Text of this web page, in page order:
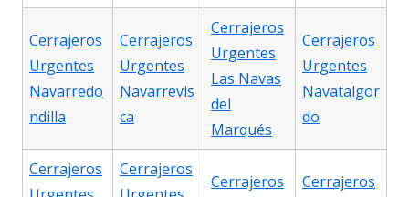
Cerrajeros
Urgentes
Navarredo
ndilla
Cerrajeros
Urgentes
Navarrevis
ca
Cerrajeros
Urgentes
Las Navas
del
Marqués
Cerrajeros
Urgentes
Navatalgor
do
Cerrajeros
Cerrajeros
Cerrajeros Cerrajeros